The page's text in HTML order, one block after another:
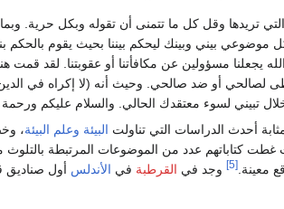
تريدها وقل كل ما تتمنى أن تقوله وبكل حرية.
بيني وبينك ليحكم بيننا بحيث يقوم بالحكم
يجعلنا مسؤولين عن مكافأتنا أو عقوبتنا. لقد قمت
تبيني لسوء معتقدك الحالي. والسلام عليكم ورحمة
أحدث الدراسات التي تناولت البيئة وعلم البيئة،
غطت كتاباتهم عدد من الموضوعات المرتبطة بالتلوث
معينة. [5] وجد في القرطبة في الأندلس أول صناديق